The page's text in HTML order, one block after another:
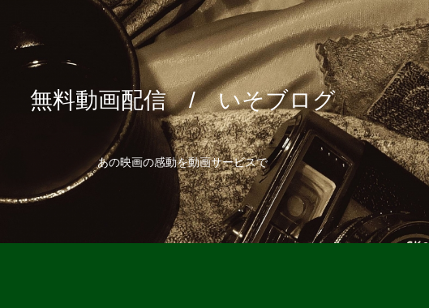
無料動画配信 / いそブログ
あの映画の感動を動画サービスで